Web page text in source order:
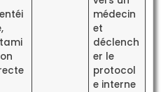
médecin
et
déclench
er le
protocol
e interne